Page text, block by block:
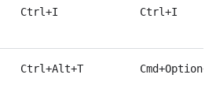
Ctrl+I Ctrl+I
Ctrl+Alt+T Cmd+Option+T